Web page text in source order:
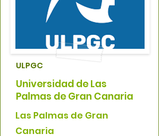
ULPGC
Universidad de Las
Palmas de Gran Canaria
Las Palmas de Gran
Canaria